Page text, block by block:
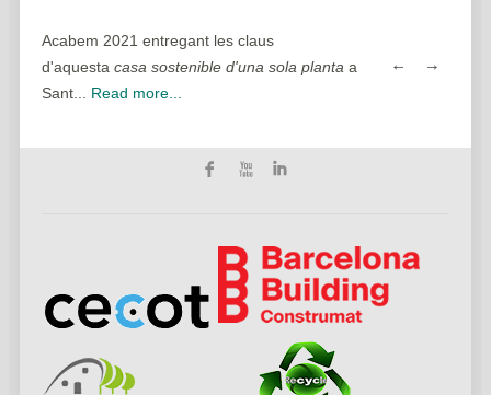
Acabem 2021 entregant les claus
d'aquesta casa sostenible d'una sola planta a
Sant... Read more...
casa sostenible